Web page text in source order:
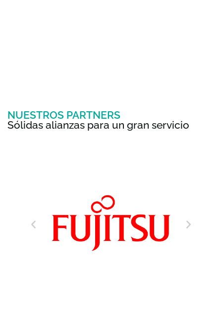
NUESTROS PARTNERS
Sólidas alianzas para un gran servicio